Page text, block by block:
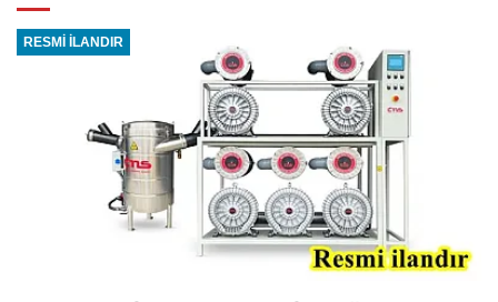
RESMİ İLANDIR